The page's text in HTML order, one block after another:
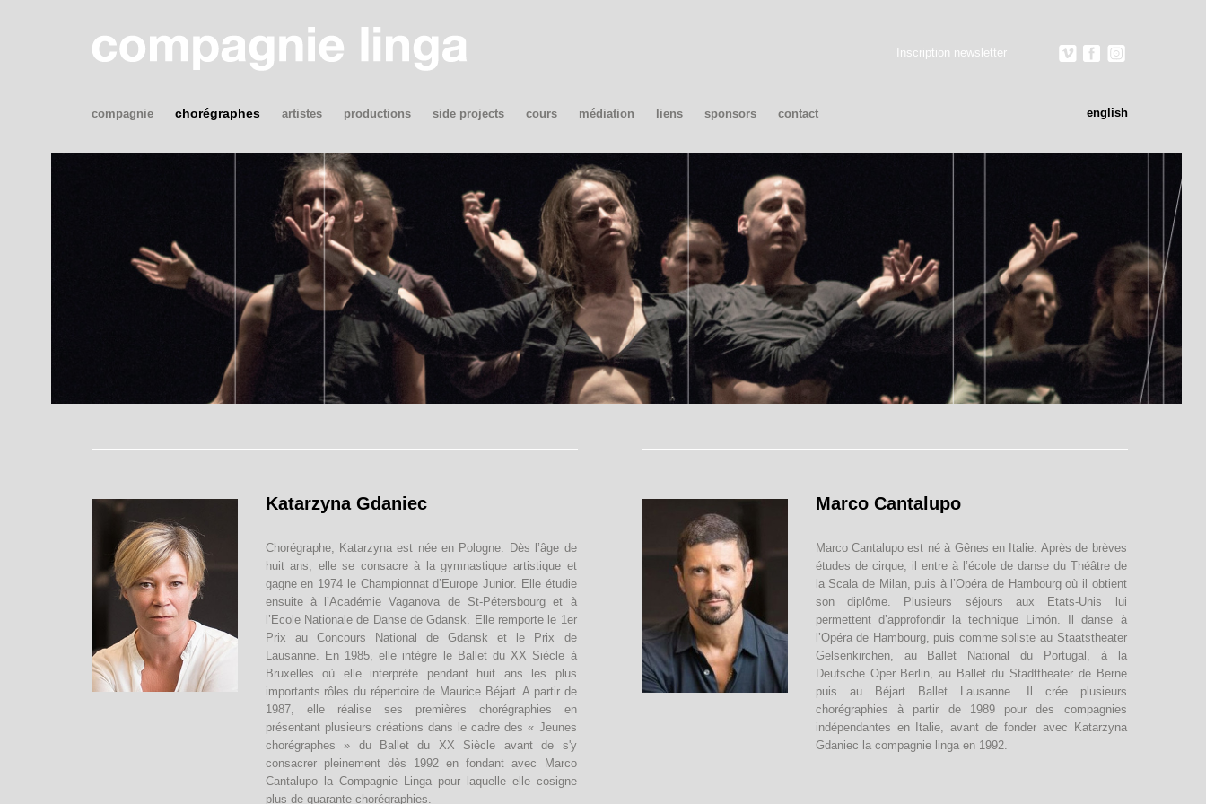
Inscription newsletter
compagnie chorégraphes artistes productions side projects cours médiation liens sponsors contact english
Katarzyna Gdaniec
Chorégraphe, Katarzyna est née en Pologne. Dès l’âge de
huit ans, elle se consacre à la gymnastique artistique et
gagne en 1974 le Championnat d’Europe Junior. Elle étudie
ensuite à l’Académie Vaganova de St-Pétersbourg et à
l’Ecole Nationale de Danse de Gdansk. Elle remporte le 1er
Prix au Concours National de Gdansk et le Prix de
Lausanne. En 1985, elle intègre le Ballet du XX Siècle à
Bruxelles où elle interprète pendant huit ans les plus
importants rôles du répertoire de Maurice Béjart. A partir de
1987, elle réalise ses premières chorégraphies en
présentant plusieurs créations dans le cadre des « Jeunes
chorégraphes » du Ballet du XX Siècle avant de s'y
consacrer pleinement dès 1992 en fondant avec Marco
Cantalupo la Compagnie Linga pour laquelle elle cosigne
plus de quarante chorégraphies.
Marco Cantalupo
Marco Cantalupo est né à Gênes en Italie. Après de brèves
études de cirque, il entre à l’école de danse du Théâtre de
la Scala de Milan, puis à l’Opéra de Hambourg où il obtient
son diplôme. Plusieurs séjours aux Etats-Unis lui
permettent d’approfondir la technique Limón. Il danse à
l’Opéra de Hambourg, puis comme soliste au Staatstheater
Gelsenkirchen, au Ballet National du Portugal, à la
Deutsche Oper Berlin, au Ballet du Stadttheater de Berne
puis au Béjart Ballet Lausanne. Il crée plusieurs
chorégraphies à partir de 1989 pour des compagnies
indépendantes en Italie, avant de fonder avec Katarzyna
Gdaniec la compagnie linga en 1992.